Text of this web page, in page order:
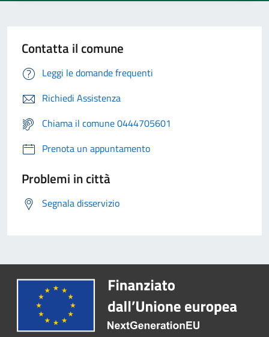
Contatta il comune
Leggi le domande frequenti
Richiedi Assistenza
Chiama il comune 0444705601
Prenota un appuntamento
Problemi in città
Segnala disservizio